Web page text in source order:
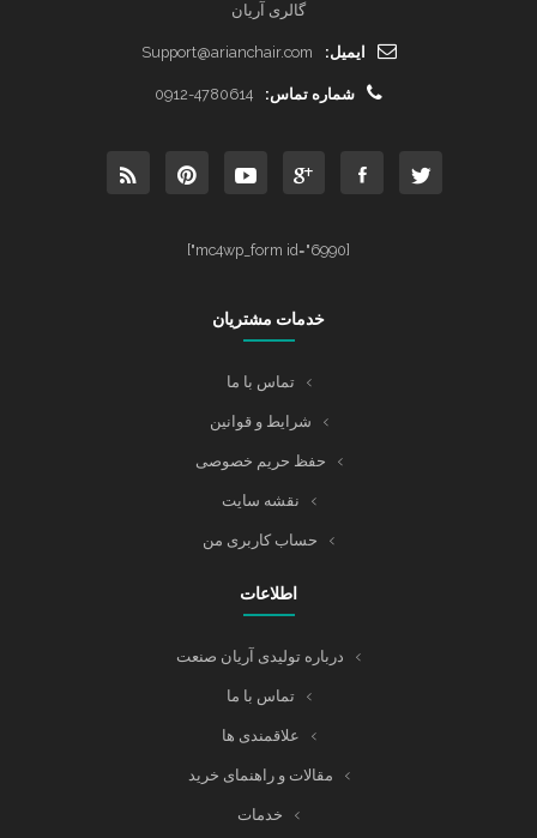
گالری آریان
ایمیل: Support@arianchair.com
شماره تماس: 0912-4780614
[mc4wp_form id="6990"]
خدمات مشتریان
تماس با ما
شرایط و قوانین
حفظ حریم خصوصی
نقشه سایت
حساب کاربری من
اطلاعات
درباره تولیدی آریان صنعت
تماس با ما
علاقمندی ها
مقالات و راهنمای خرید
خدمات